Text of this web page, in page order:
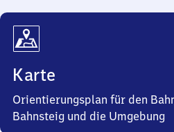
Karte
Orientierungsplan für den
Bahnsteig und die Umgebung